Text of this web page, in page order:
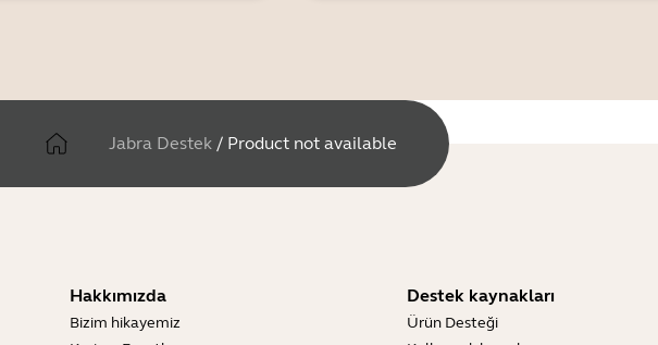
Jabra Destek / Product not available
Hakkımızda
Bizim hikayemiz
Destek kaynakları
Ürün Desteği